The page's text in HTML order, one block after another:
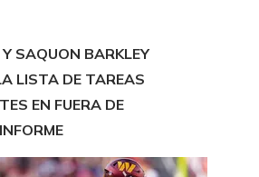
SAQUON BARKLEY
LISTA DE TAREAS
EN FUERA DE